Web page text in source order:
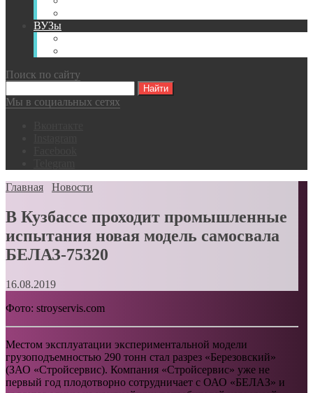
ВУЗы
Поиск по сайту
Мы в социальных сетях
Главная
Новости
В Кузбассе проходит промышленные
испытания новая модель самосвала
БЕЛАЗ-75320
16.08.2019
Фото: stroyservis.com
Местом эксплуатации экспериментальной модели
грузоподъемностью 290 тонн стал разрез «Березовский»
(ЗАО «Стройсервис). Компания «Стройсервис» уже не
первый год плодотворно сотрудничает с ОАО «БЕЛАЗ» и